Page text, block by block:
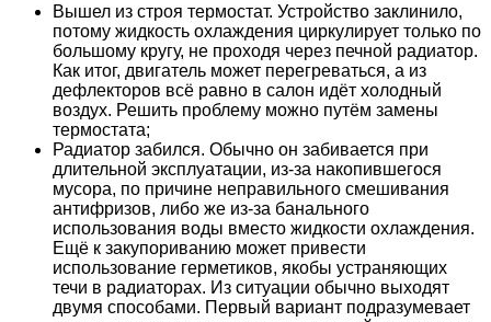
Вышел из строя термостат. Устройство заклинило,
потому жидкость охлаждения циркулирует только по
большому кругу, не проходя через печной радиатор.
Как итог, двигатель может перегреваться, а из
дефлекторов всё равно в салон идёт холодный
воздух. Решить проблему можно путём замены
термостата;
Радиатор забился. Обычно он забивается при
длительной эксплуатации, из-за накопившегося
мусора, по причине неправильного смешивания
антифризов, либо же из-за банального
использования воды вместо жидкости охлаждения.
Ещё к закупориванию может привести
использование герметиков, якобы устраняющих
течи в радиаторах. Из ситуации обычно выходят
двумя способами. Первый вариант подразумевает